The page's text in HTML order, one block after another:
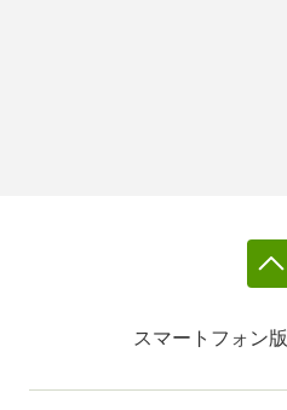
スマートフォン版